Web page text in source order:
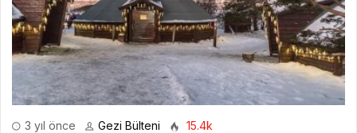
3 yıl önce Gezi Bülteni 15.4k